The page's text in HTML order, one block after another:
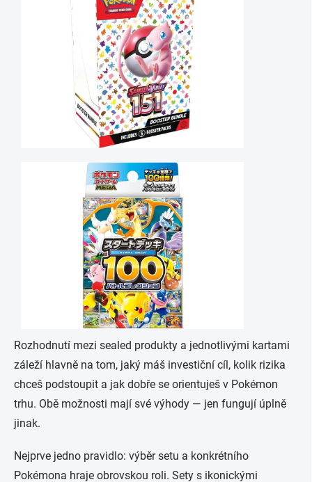
Rozhodnutí mezi sealed produkty a jednotlivými kartami
záleží hlavně na tom, jaký máš investiční cíl, kolik rizika
chceš podstoupit a jak dobře se orientuješ v Pokémon
trhu. Obě možnosti mají své výhody — jen fungují úplně
jinak.
Nejprve jedno pravidlo: výběr setu a konkrétního
Pokémona hraje obrovskou roli. Sety s ikonickými